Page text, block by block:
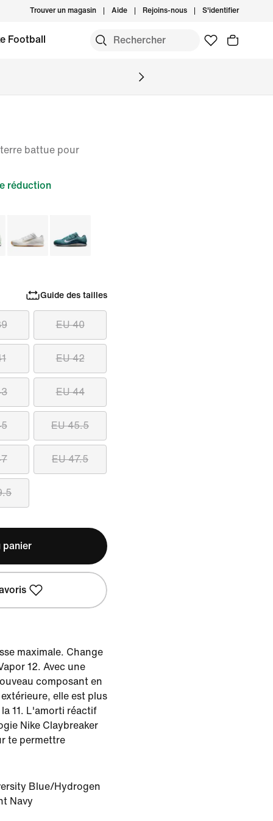
Trouver un magasin Aide Rejoins-nous S'identifier
Football
battue pour
réduction
Guide des tailles
EU 40
EU 42
EU 44
EU 45.5
EU 47.5
panier
maximale. Change
12. Avec une
composant en
elle est plus
11. L'amorti réactif
Nike Claybreaker
te permettre
Blue/Hydrogen
Navy